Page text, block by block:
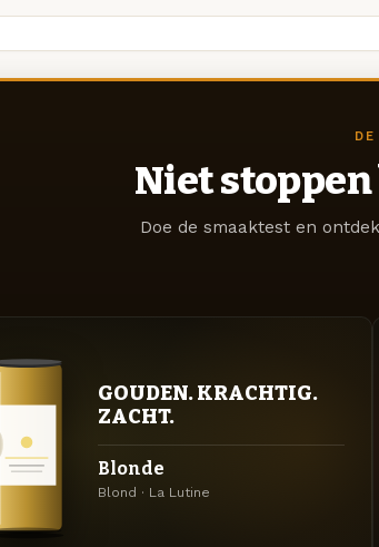
Niet
Doe de smaaktest en
GOUDEN. KRACHTIG.
ZACHT.
Blonde
Blond · La Lutine